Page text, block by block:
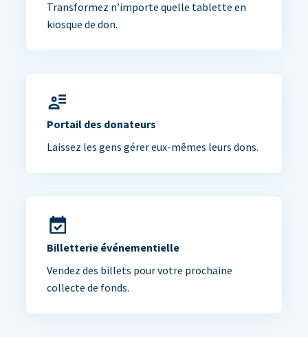
Transformez n’importe quelle tablette en
kiosque de don.
Portail des donateurs
Laissez les gens gérer eux-mêmes leurs dons.
Billetterie événementielle
Vendez des billets pour votre prochaine
collecte de fonds.